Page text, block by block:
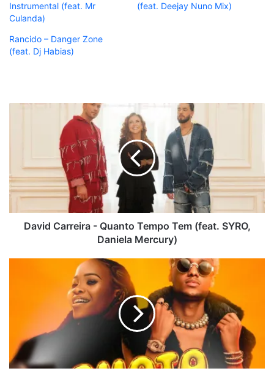
Instrumental (feat. Mr
Culanda)
(feat. Deejay Nuno Mix)
Rancido – Danger Zone
(feat. Dj Habias)
Tem
(feat.
SYRO,
Daniela
Mercury)
David Carreira - Quanto Tempo Tem (feat. SYRO,
Daniela Mercury)
Yasmim
Azevedo)